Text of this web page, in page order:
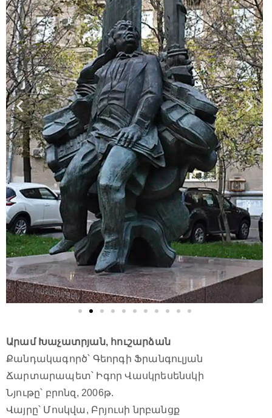
Արամ Խաչատրյան, հուշարձան
Քանդակագործ՝ Գեորգի Ֆրանգուլյան
Ճարտարապետ՝ Իգոր Վասկրեսենսկի
Նյութը՝ բրոնզ, 2006թ.
Վայրը՝ Մոսկվա, Բրյուսի նրբանցք